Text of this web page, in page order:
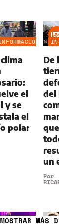
el
y se
el
polar
De
del
un
Por
MOSTRAR MÁS